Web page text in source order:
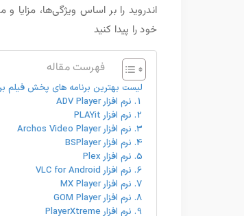
اندروید را بر اساس ویژگی‌ها،
خود را پیدا کنید
فهرست مقاله
لیست بهترین برنامه های پخش فیلم
1. نرم افزار ADV Player
2. نرم افزار PLAYit
3. نرم افزار Archos Video Player
4. نرم افزار BSPlayer
5. نرم افزار Plex
6. نرم افزار VLC for Android
7. نرم افزار MX Player
8. نرم افزار GOM Player
9. نرم افزار PlayerXtreme